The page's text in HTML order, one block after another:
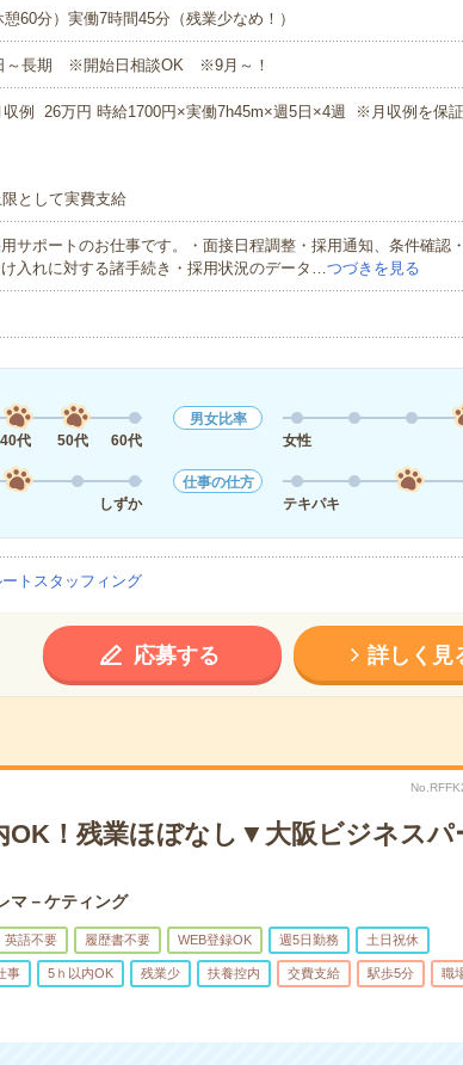
60分）実働7時間45分（残業少なめ！）
～長期 ※開始日相談OK ※9月～！
例 26万円 時給1700円×実働7h45m×週5日×4週 ※月収例を保
として実費支給
サポートのお仕事です。・面接日程調整・採用通知、条件確認
入れに対する諸手続き・採用状況のデータ…つづきを見る
40代 50代 60代
男女比率
女性
しずか
仕事の仕方
テキパキ
トスタッフィング
応募する 詳しく見
OK！残業ほぼなし▼大阪ビジネスパ
マ－ケティング
英語不要 履歴書不要 WEB登録OK 週5日勤務 土日祝休
事 5ｈ以内OK 残業少 扶養控内 交費支給 駅歩5分 職